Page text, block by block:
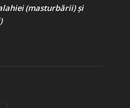
(masturbării) şi